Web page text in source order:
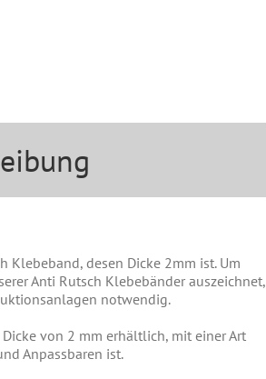
Klebeband, desen Dicke 2mm ist. Um
Anti Rutsch Klebebänder auszeichnet,
notwendig.
von 2 mm erhältlich, mit einer Art
Anpassbaren ist.